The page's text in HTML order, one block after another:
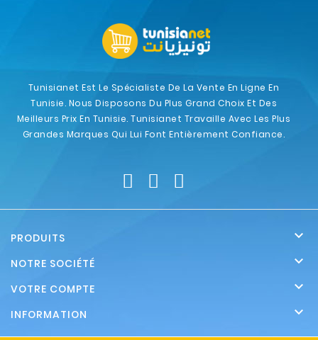
Tunisianet Est Le Spécialiste De La Vente En Ligne En
Tunisie. Nous Disposons Du Plus Grand Choix Et Des
Meilleurs Prix En Tunisie. Tunisianet Travaille Avec Les Plus
Grandes Marques Qui Lui Font Entièrement Confiance.
PRODUITS 
NOTRE SOCIÉTÉ 
VOTRE COMPTE 
INFORMATION 